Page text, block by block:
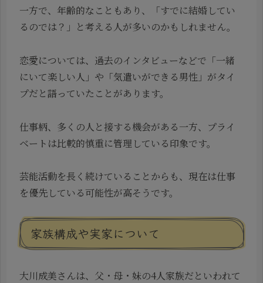
一方で、年齢的なこともあり、「すでに結婚してい
るのでは？」と考える人が多いのかもしれません。
恋愛については、過去のインタビューなどで「一緒
にいて楽しい人」や「気遣いができる男性」がタイ
プだと語っていたことがあります。
仕事柄、多くの人と接する機会がある一方、プライ
ベートは比較的慎重に管理している印象です。
芸能活動を長く続けていることからも、現在は仕事
を優先している可能性が高そうです。
家族構成や実家について
大川成美さんは、父・母・妹の4人家族だといわれて